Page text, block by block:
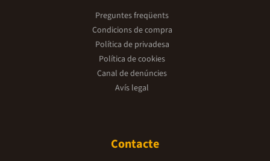
Preguntes freqüents
Condicions de compra
Política de privadesa
Política de cookies
Canal de denúncies
Avís legal
Contacte